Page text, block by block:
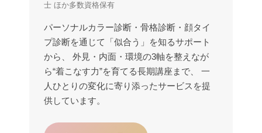
士 ほか多数資格保有
パーソナルカラー診断・骨格診断・顔タイ
プ診断を通じて「似合う」を知るサポート
から、 外見・内面・環境の3軸を整えなが
ら“着こなす力”を育てる長期講座まで、 一
人ひとりの変化に寄り添ったサービスを提
供しています。